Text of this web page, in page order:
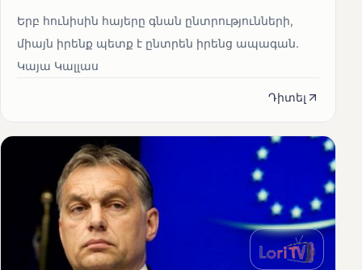
Երբ հունիսին հայերը գնան ընտրությունների,
միայն իրենք պետք է ընտրեն իրենց ապագան.
Կայա Կալլաս
Դիտել